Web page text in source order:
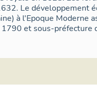
Le développement
à l'Epoque Moderne
et sous-préfecture